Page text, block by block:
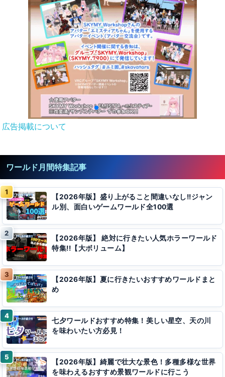
広告掲載について
ワールド月間特集記事
【2026年版】盛り上がること間違いなし!!ジャン
ル別、面白いゲームワールド全100選
【2026年版】 絶対に行きたい人気ホラーワールド
特集!!【大ボリューム】
【2026年版】夏に行きたいおすすめワールドまと
め
七夕ワールドおすすめ特集！美しい星空、天の川
を味わいたい方必見！
【2026年版】綺麗で壮大な景色！多種多様な世界
を味わえるおすすめ景観ワールドに行こう